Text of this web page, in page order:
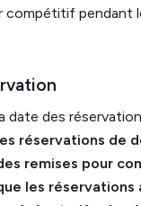
compétitif pendant
date des
réservations de
remises pour
les réservations